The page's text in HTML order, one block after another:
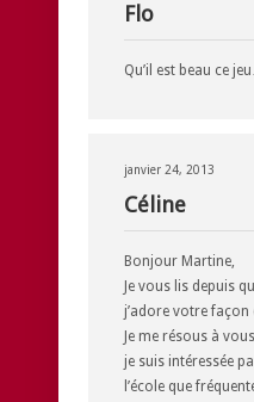
Flo
Qu’il est beau ce
janvier 24, 2013
Céline
Bonjour Martine,
Je vous lis depuis
j’adore votre
Je me résous à
je suis intéressée
l’école que